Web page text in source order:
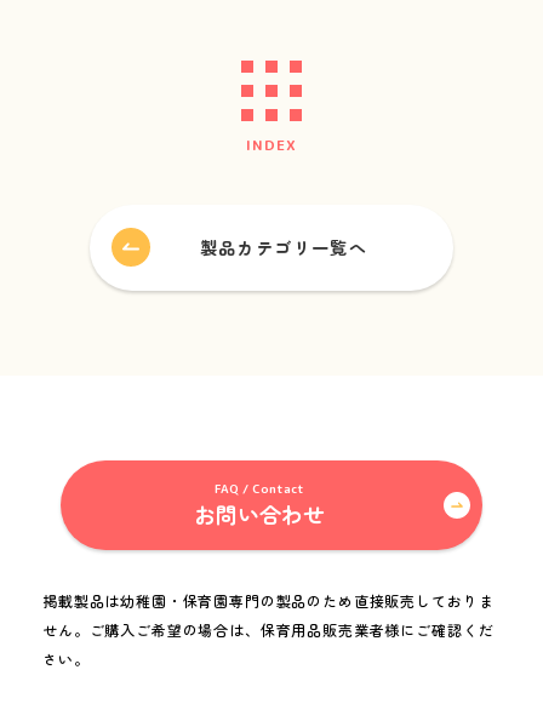
(幼保用・学童保育用)
会社情報
ビジネスパートナー募集
Business partner
INDEX
製品カテゴリ一覧へ
FAQ / Contact
お問い合わせ
掲載製品は幼稚園・保育園専門の製品のため直接販売しておりま
せん。 ご購入ご希望の場合は、保育用品販売業者様にご確認くだ
さい。